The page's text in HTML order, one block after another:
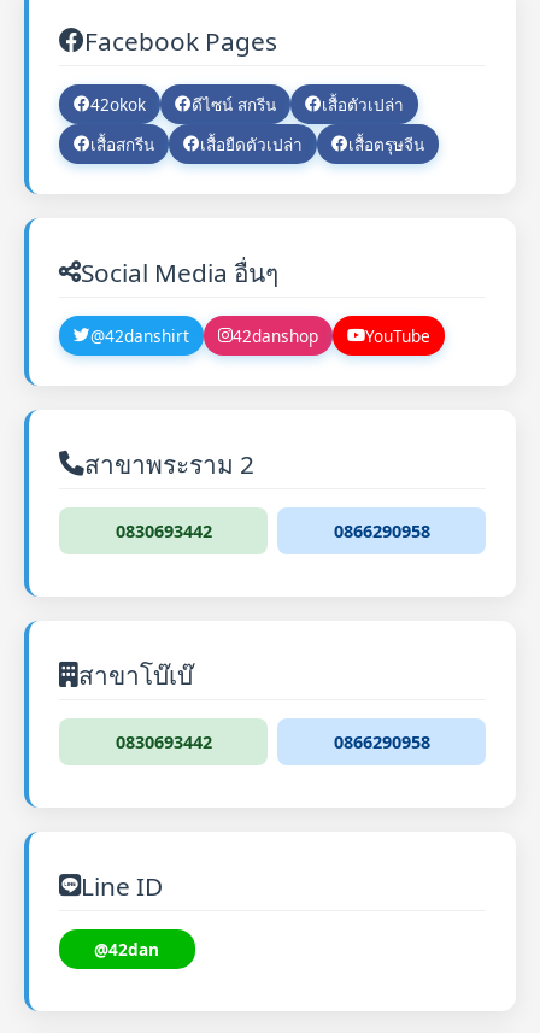
Facebook Pages
42okok ดีไซน์ สกรีน
เสื้อตัวเปล่า
เสื้อสกรีน
เสื้อยืดตัวเปล่า เสื้อตรุษจีน
Social Media อื่นๆ
@42danshirt 42danshop YouTube
สาขาพระราม 2
0830693442 0866290958
สาขาโบ๊เบ๊
0830693442 0866290958
Line ID
@42dan